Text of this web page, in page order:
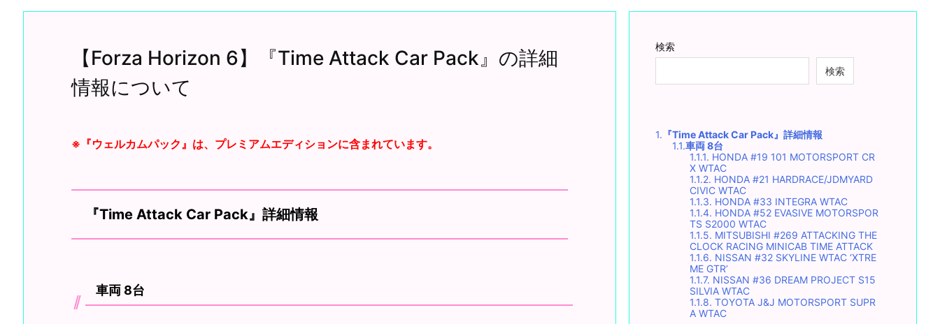
【Forza Horizon 6】『Time Attack Car Pack』の詳細
情報について
※『ウェルカムパック』は、プレミアムエディションに含まれています。
『Time Attack Car Pack』詳細情報
車両 8台
検索
検索
1. 『Time Attack Car Pack』詳細情報
1.1.車両 8台
1.1.1. HONDA #19 101 MOTORSPORT CR
X WTAC
1.1.2. HONDA #21 HARDRACE/JDMYARD
CIVIC WTAC
1.1.3. HONDA #33 INTEGRA WTAC
1.1.4. HONDA #52 EVASIVE MOTORSPOR
TS S2000 WTAC
1.1.5. MITSUBISHI #269 ATTACKING THE
CLOCK RACING MINICAB TIME ATTACK
1.1.6. NISSAN #32 SKYLINE WTAC ‘XTRE
ME GTR’
1.1.7. NISSAN #36 DREAM PROJECT S15
SILVIA WTAC
1.1.8. TOYOTA J&J MOTORSPORT SUPR
A WTAC